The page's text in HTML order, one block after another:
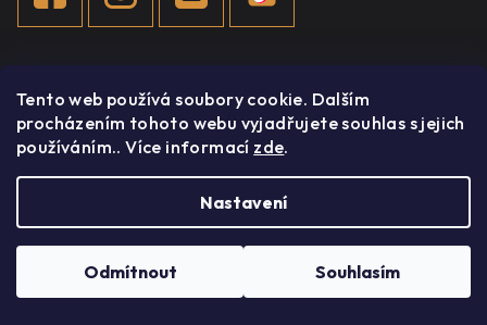
Tento web používá soubory cookie. Dalším
procházením tohoto webu vyjadřujete souhlas s jejich
používáním.. Více informací zde.
Nastavení
Odmítnout Souhlasím
Informace
Můj účet
Blog